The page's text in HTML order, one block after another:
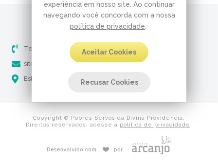
experiência em nosso site. Ao continuar
navegando você concorda com a nossa
política de privacidade
Aceitar Cookies
Recusar Cookies
Telefone (51) 3237-5061
site@pobresservos.org.br
Estrada Aracaju, 650 - Nonoai Porto Alegre - RS
Copyright © Pobres Servos da Divina Providência.
Direitos reservados, acesse a política de privacidade .